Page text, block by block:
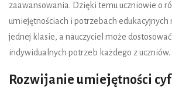
zaawansowania. Dzięki temu uczniowie o
umiejętnościach i potrzebach edukacyjnych
jednej klasie, a nauczyciel może
indywidualnych potrzeb każdego z uczniów.
Rozwijanie umiejętności